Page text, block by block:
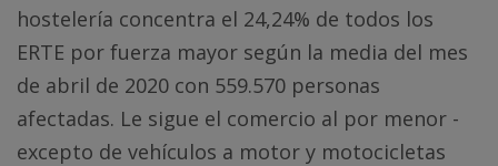
hostelería concentra el 24,24% de todos los
ERTE por fuerza mayor según la media del mes
de abril de 2020 con 559.570 personas
afectadas. Le sigue el comercio al por menor -
excepto de vehículos a motor y motocicletas